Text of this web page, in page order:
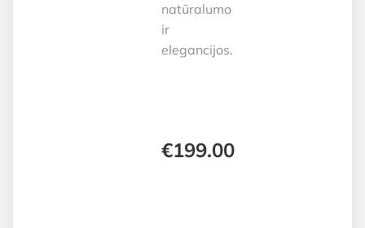
natūralumo
ir
elegancijos.
€199.00